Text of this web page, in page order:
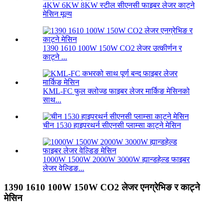
4KW 6KW 8KW स्टील सीएनसी फाइबर लेजर काट्ने
मेसिन मूल्य
1390 1610 100W 150W CO2 लेजर उत्कीर्णन र
काट्ने ...
KML-FC फुल क्लोज्ड फाइबर लेजर मार्किङ मेसिनको
साथ...
चीन 1530 हाइपरथर्न सीएनसी प्लाम्सा काट्ने मेसिन
1000W 1500W 2000W 3000W ह्यान्डहेल्ड फाइबर
लेजर वेल्डिङ...
1390 1610 100W 150W CO2 लेजर एनग्रेभिङ र काट्ने
मेसिन